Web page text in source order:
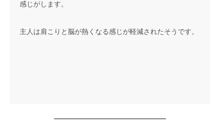
感じがします。
主人は肩こりと脳が熱くなる感じが軽減されたそうです。